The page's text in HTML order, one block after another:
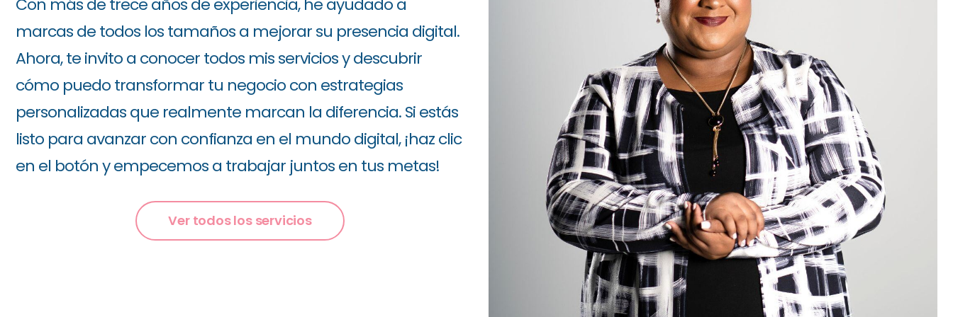
marcas de todos los tamaños a mejorar su presencia digital.
Ahora, te invito a conocer todos mis servicios y descubrir
cómo puedo transformar tu negocio con estrategias
personalizadas que realmente marcan la diferencia. Si estás
listo para avanzar con confianza en el mundo digital, ¡haz clic
en el botón y empecemos a trabajar juntos en tus metas!
Ver todos los servicios